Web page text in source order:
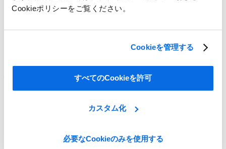
Cookieポリシーをご覧ください。
Cookieを管理する
すべてのCookieを許可
カスタム化
必要なCookieのみを使用する
リモートでの協業をサポートする最新のシステムを活用し
状況を見える化して、プロセスを最適化し、商品開発を適切
PLMソリューションを、1時間でご紹介します。